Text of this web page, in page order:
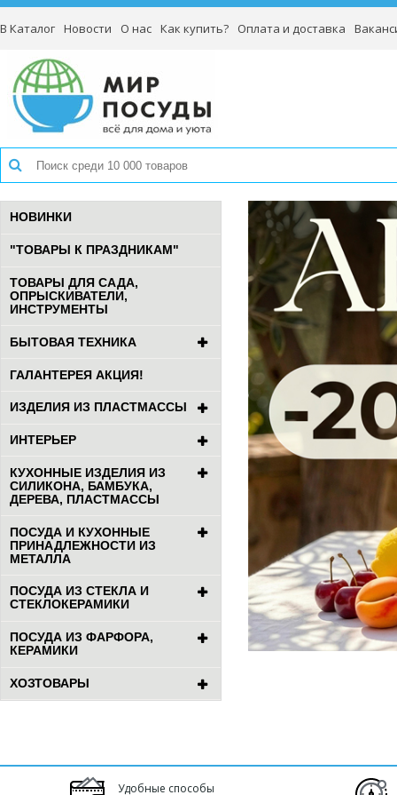
В Каталог Новости О нас Как купить? Оплата и доставка
НОВИНКИ
"ТОВАРЫ К ПРАЗДНИКАМ"
ТОВАРЫ ДЛЯ САДА,
ОПРЫСКИВАТЕЛИ,
ИНСТРУМЕНТЫ
БЫТОВАЯ ТЕХНИКА
ГАЛАНТЕРЕЯ АКЦИЯ!
ИЗДЕЛИЯ ИЗ ПЛАСТМАССЫ
ИНТЕРЬЕР
КУХОННЫЕ ИЗДЕЛИЯ ИЗ
СИЛИКОНА, БАМБУКА,
ДЕРЕВА, ПЛАСТМАССЫ
ПОСУДА И КУХОННЫЕ
ПРИНАДЛЕЖНОСТИ ИЗ
МЕТАЛЛА
ПОСУДА ИЗ СТЕКЛА И
СТЕКЛОКЕРАМИКИ
ПОСУДА ИЗ ФАРФОРА,
КЕРАМИКИ
ХОЗТОВАРЫ
Удобные способы